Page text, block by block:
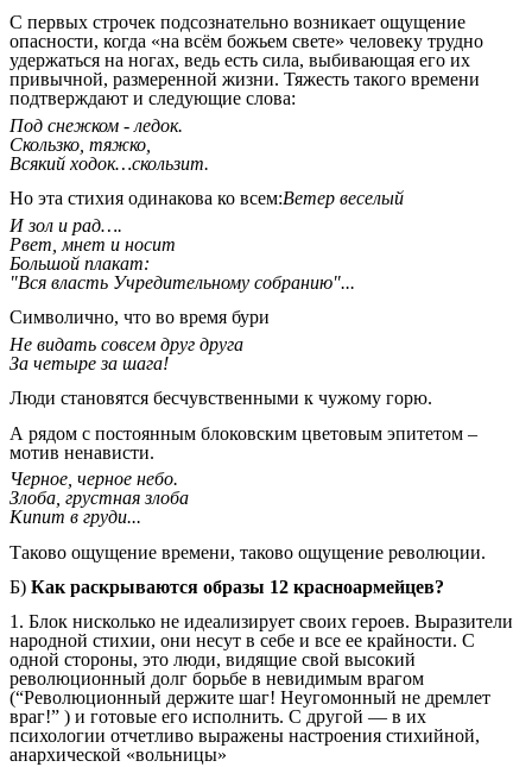
С первых строчек подсознательно возникает ощущение
опасности, когда «на всём божьем свете» человеку трудно
удержаться на ногах, ведь есть сила, выбивающая его их
привычной, размеренной жизни. Тяжесть такого времени
подтверждают и следующие слова:
Под снежком - ледок.
Скользко, тяжко,
Всякий ходок…скользит.
Но эта стихия одинакова ко всем:Ветер веселый
И зол и рад….
Рвет, мнет и носит
Большой плакат:
"Вся власть Учредительному собранию"...
Символично, что во время бури
Не видать совсем друг друга
За четыре за шага!
Люди становятся бесчувственными к чужому горю.
А рядом с постоянным блоковским цветовым эпитетом –
мотив ненависти.
Черное, черное небо.
Злоба, грустная злоба
Кипит в груди...
Таково ощущение времени, таково ощущение революции.
Б) Как раскрываются образы 12 красноармейцев?
1. Блок нисколько не идеализирует своих героев. Выразители
народной стихии, они несут в себе и все ее крайности. С
одной стороны, это люди, видящие свой высокий
революционный долг борьбе в невидимым врагом
(“Революционный держите шаг! Неугомонный не дремлет
враг!” ) и готовые его исполнить. С другой — в их
психологии отчетливо выражены настроения стихийной,
анархической «вольницы»